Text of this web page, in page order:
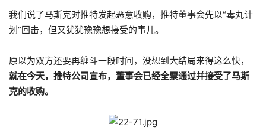
我们说了马斯克对推特发起恶意收购，推特董事会先以“毒丸计
划”回击，但又犹犹豫豫想接受的事儿。
原以为双方还要再缠斗一段时间，没想到大结局来得这么快，
就在今天，推特公司宣布，董事会已经全票通过并接受了马斯
克的收购。